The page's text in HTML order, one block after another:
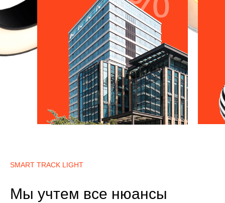
SMART TRACK LIGHT
Мы учтем все нюансы